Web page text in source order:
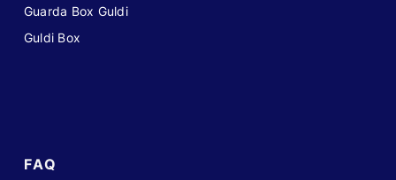
Guarda Box Guldi
Guldi Box
FAQ